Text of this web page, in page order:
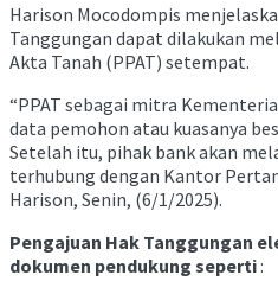
Harison Mocodompis
Tanggungan dapat dilakukan
Akta Tanah (PPAT) setempat.
“PPAT sebagai mitra
data pemohon atau kuasanya
Setelah itu, pihak bank akan
terhubung dengan Kantor
Harison, Senin, (6/1/2025).
Pengajuan Hak Tanggungan
dokumen pendukung seperti: